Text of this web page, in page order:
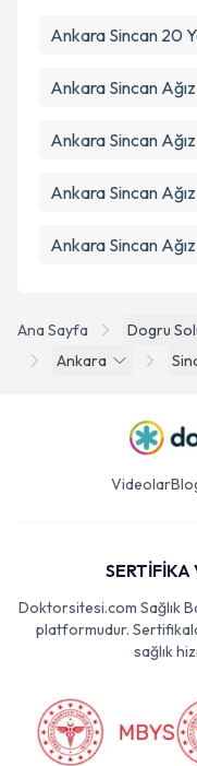
Ana Sayfa
Dogru
Ankara
Ankara Sincan 20
Ankara Sincan
Ankara Sincan Ağız
Ankara Sincan
Ankara Sincan
Videolar
SERTİFİKA
Doktorsitesi.com Sağlık
platformudur.
sağlık